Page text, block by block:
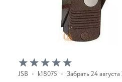
JSB • k18075 • Забрать 24 августа